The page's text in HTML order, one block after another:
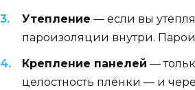
Утепление — если вы
пароизоляции внутри.
Крепление панелей —
целостность плёнки — и